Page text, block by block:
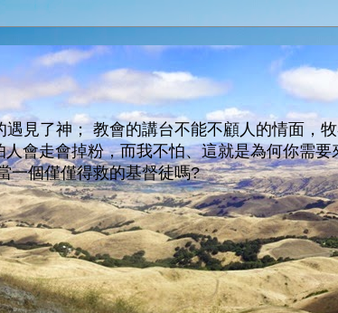
見了神； 教會的講台不能不顧人的情面，
會走會掉粉，而我不怕、這就是為何你需
一個僅僅得救的基督徒嗎?